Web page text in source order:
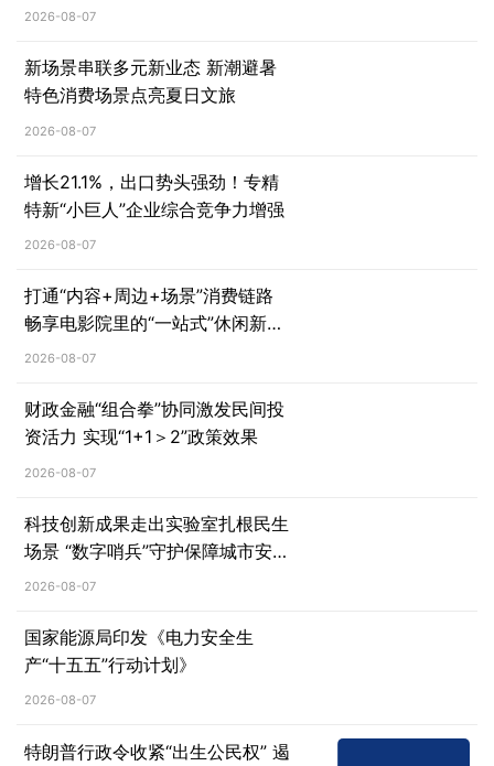
游客沉浸体验
2026-08-07
新场景串联多元新业态 新潮避暑
特色消费场景点亮夏日文旅
2026-08-07
增长21.1%，出口势头强劲！专精
特新“小巨人”企业综合竞争力增强
2026-08-07
打通“内容+周边+场景”消费链路
畅享电影院里的“一站式”休闲新体
验
2026-08-07
财政金融“组合拳”协同激发民间投
资活力 实现“1+1＞2”政策效果
2026-08-07
科技创新成果走出实验室扎根民生
场景 “数字哨兵”守护保障城市安全
治理
2026-08-07
国家能源局印发《电力安全生
产“十五五”行动计划》
2026-08-07
特朗普行政令收紧“出生公民权” 遏